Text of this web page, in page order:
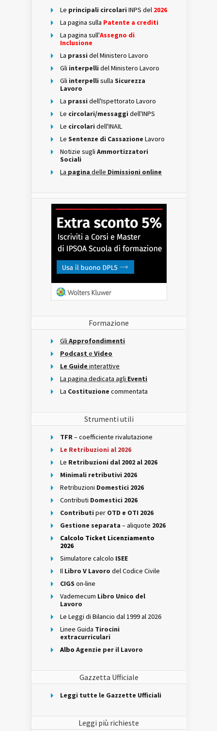
Le principali circolari INPS del 2026
La pagina sulla Patente a crediti
La pagina sull'Assegno di
Inclusione
La prassi del Ministero Lavoro
Gli interpelli del Ministero Lavoro
Gli interpelli sulla Sicurezza
Lavoro
La prassi dell'Ispettorato Lavoro
Le circolari/messaggi dell'INPS
Le circolari dell'INAIL
Le Sentenze di Cassazione Lavoro
Notizie sugli Ammortizzatori
Sociali
La pagina delle Dimissioni online
Formazione
Gli Approfondimenti
Podcast e Video
Le Guide interattive
La pagina dedicata agli Eventi
La Costituzione commentata
Strumenti utili
TFR– coefficiente rivalutazione
Le Retribuzioni al 2026
Le Retribuzioni dal 2002 al 2026
Minimali retributivi 2026
Retribuzioni Domestici 2026
Contributi Domestici 2026
Contributi per OTD e OTI 2026
Gestione separata – aliquote 2026
Calcolo Ticket Licenziamento
2026
Simulatore calcolo ISEE
Il Libro V Lavoro del Codice Civile
CIGS on-line
Vademecum Libro Unico del
Lavoro
Le Leggi di Bilancio dal 1999 al 2026
Linee Guida Tirocini
extracurriculari
Albo Agenzie per il Lavoro
Gazzetta Ufficiale
Leggi tutte le Gazzette Ufficiali
Leggi più richieste